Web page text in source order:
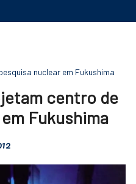
nuclear em Fukushima
centro de
Fukushima